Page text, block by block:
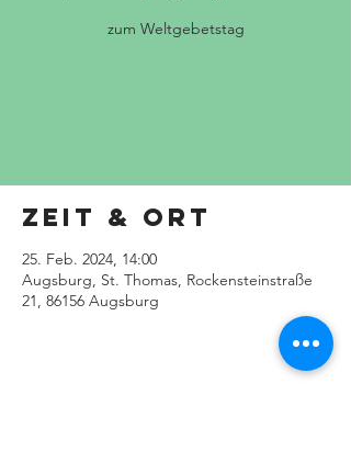
zum Weltgebetstag
Zeit & Ort
25. Feb. 2024, 14:00
Augsburg, St. Thomas, Rockensteinstraße
21, 86156 Augsburg